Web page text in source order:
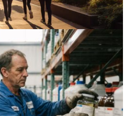
ville dynamique pour
ses études